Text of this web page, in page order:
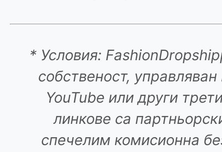
* Условия:
собственост,
YouTube или други
линкове са
спечелим комисионна